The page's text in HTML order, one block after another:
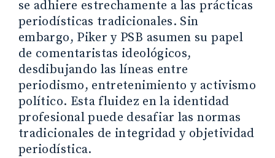
se adhiere estrechamente a las prácticas
periodísticas tradicionales. Sin
embargo, Piker y PSB asumen su papel
de comentaristas ideológicos,
desdibujando las líneas entre
periodismo, entretenimiento y activismo
político. Esta fluidez en la identidad
profesional puede desafiar las normas
tradicionales de integridad y objetividad
periodística.